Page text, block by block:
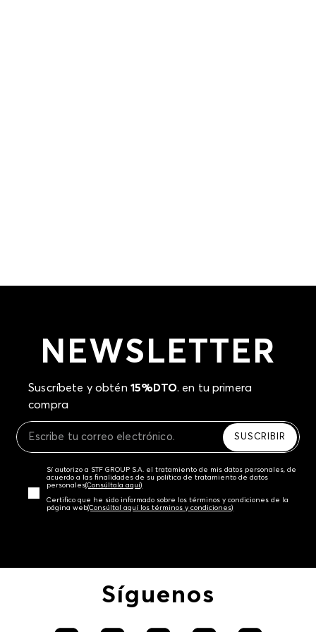
NEWSLETTER
Suscríbete y obtén 15%DTO. en tu primera
compra
SUSCRIBIR
Sí autorizo a STF GROUP S.A. el tratamiento de mis datos personales, de
acuerdo a las finalidades de su política de tratamiento de datos
personales‎(Consúltala aquí)
Certifico que he sido informado sobre los términos y condiciones de la
página web‎(Consúltal aquí los términos y condiciones)
Síguenos